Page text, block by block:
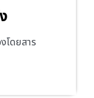
โดยสาร